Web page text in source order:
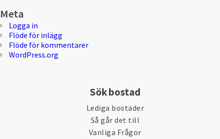
Meta
Logga in
Flöde för inlägg
Flöde för kommentarer
WordPress.org
Sök bostad
Lediga bostäder
Så går det till
Vanliga Frågor